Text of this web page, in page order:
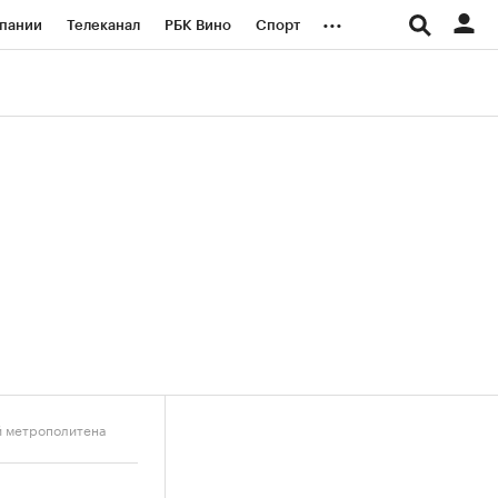
Телеканал РБК Вино Спорт ...
метрополитена